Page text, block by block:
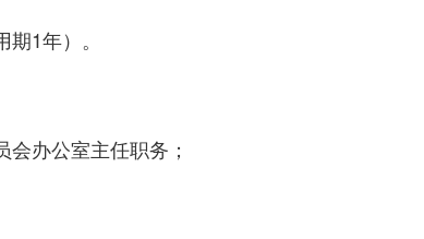
1年）。
办公室主任职务；